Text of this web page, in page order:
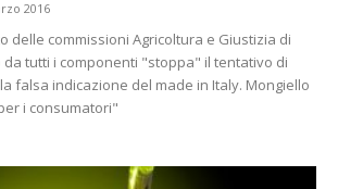
2016
delle commissioni Agricoltura e Giustizia di
tutti i componenti "stoppa" il tentativo di
falsa indicazione del made in Italy. Mongiello
i consumatori"